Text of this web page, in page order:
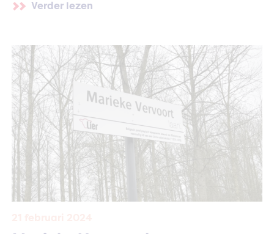
Verder lezen